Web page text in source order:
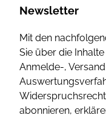
Newsletter
Mit den
Sie über die
Anmelde-,
abonnieren,